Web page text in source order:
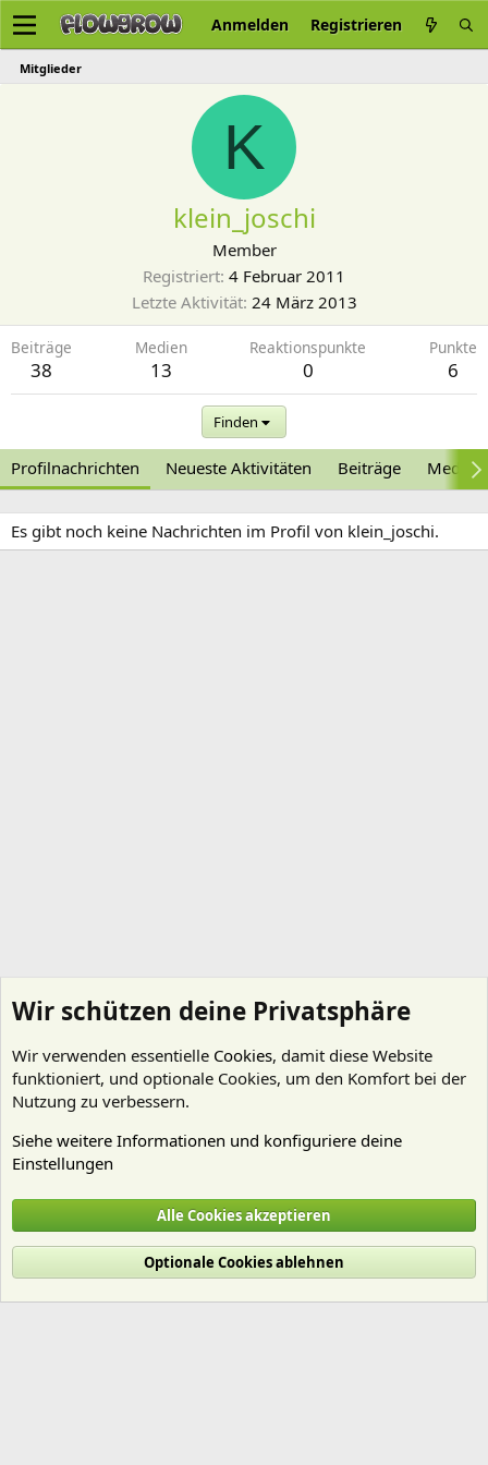
Anmelden Registrieren
Mitglieder
K
klein_joschi
Member
Registriert 4 Februar 2011
Letzte Aktivität 24 März 2013
Beiträge
38
Medien
13
Reaktionspunkte
0
Punkte
6
Finden
Profilnachrichten Neueste Aktivitäten Beiträge Medien
Es gibt noch keine Nachrichten im Profil von klein_joschi.
Cookies
Deutsch (Du)
Nutzungsbedingungen
Datenschutz Hilfe und Impressum
R
Wir schützen deine Privatsphäre
Wir verwenden essentielle Cookies, damit diese Website
funktioniert, und optionale Cookies, um den Komfort bei der
Nutzung zu verbessern.
Siehe weitere Informationen und konfiguriere deine
Einstellungen
Alle Cookies akzeptieren
Optionale Cookies ablehnen